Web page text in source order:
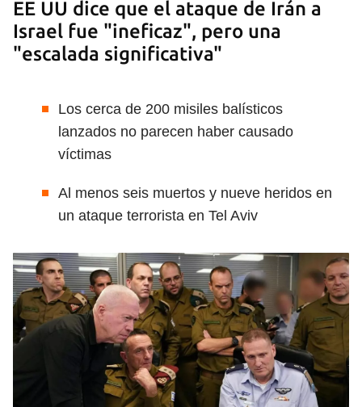
EE UU dice que el ataque de Irán a
Israel fue "ineficaz", pero una
"escalada significativa"
Los cerca de 200 misiles balísticos
lanzados no parecen haber causado
víctimas
Al menos seis muertos y nueve heridos en
un ataque terrorista en Tel Aviv